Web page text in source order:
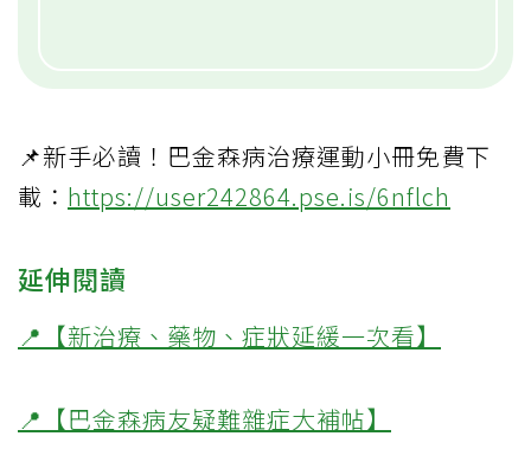
📌新手必讀！巴金森病治療運動小冊免費下
載： https://user242864.pse.is/6nflch
延伸閱讀
📍【新治療、藥物、症狀延緩一次看】
📍【巴金森病友疑難雜症大補帖】